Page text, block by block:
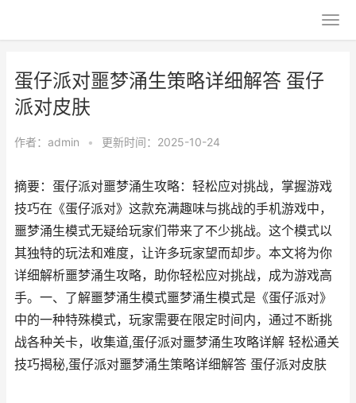
蛋仔派对噩梦涌生策略详细解答 蛋仔
派对皮肤
作者： admin • 更新时间：2025-10-24
摘要：蛋仔派对噩梦涌生攻略：轻松应对挑战，掌握游戏
技巧在《蛋仔派对》这款充满趣味与挑战的手机游戏中，
噩梦涌生模式无疑给玩家们带来了不少挑战。这个模式以
其独特的玩法和难度，让许多玩家望而却步。本文将为你
详细解析噩梦涌生攻略，助你轻松应对挑战，成为游戏高
手。一、了解噩梦涌生模式噩梦涌生模式是《蛋仔派对》
中的一种特殊模式，玩家需要在限定时间内，通过不断挑
战各种关卡，收集道,蛋仔派对噩梦涌生攻略详解 轻松通关
技巧揭秘,蛋仔派对噩梦涌生策略详细解答 蛋仔派对皮肤